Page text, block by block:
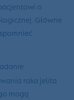
o
Główne
raka jelita
mogą